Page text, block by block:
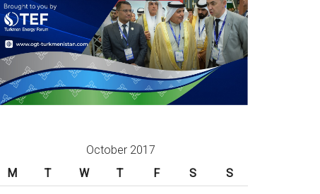
October 2017
M
T W T F S S